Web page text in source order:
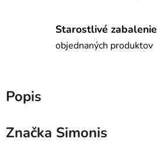
Starostlivé zabalenie
objednaných produktov
Popis
Značka Simonis